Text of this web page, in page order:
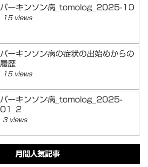
パーキンソン病_tomolog_2025-10
15 views
パーキンソン病の症状の出始めからの
履歴
15 views
パーキンソン病_tomolog_2025-
01_2
3 views
月間人気記事